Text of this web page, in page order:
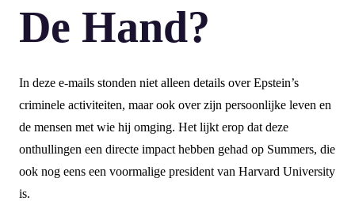
De Hand?
In deze e-mails stonden niet alleen details over Epstein’s
criminele activiteiten, maar ook over zijn persoonlijke leven en
de mensen met wie hij omging. Het lijkt erop dat deze
onthullingen een directe impact hebben gehad op Summers, die
ook nog eens een voormalige president van Harvard University
is.